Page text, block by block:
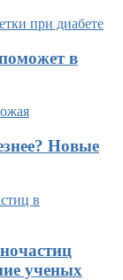
в
Новые
ученых